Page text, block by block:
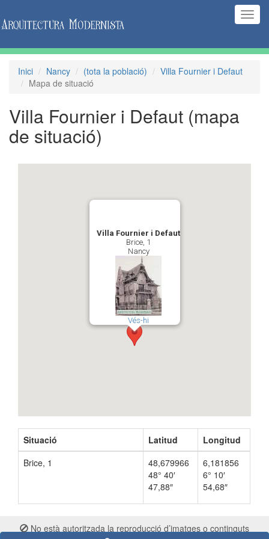
Inici Nancy (tota la població)
Villa Fournier i Defaut
Mapa de situació
Villa Fournier i Defaut (mapa
de situació)
Villa Fournier i Defaut
Brice, 1
Nancy
Vés-hi
Situació Latitud
Longitud
Brice, 1
48,679966
48° 40′
47,88″
6,181856
6° 10′
54,68″
No està autoritzada la reproducció d’imatges o continguts